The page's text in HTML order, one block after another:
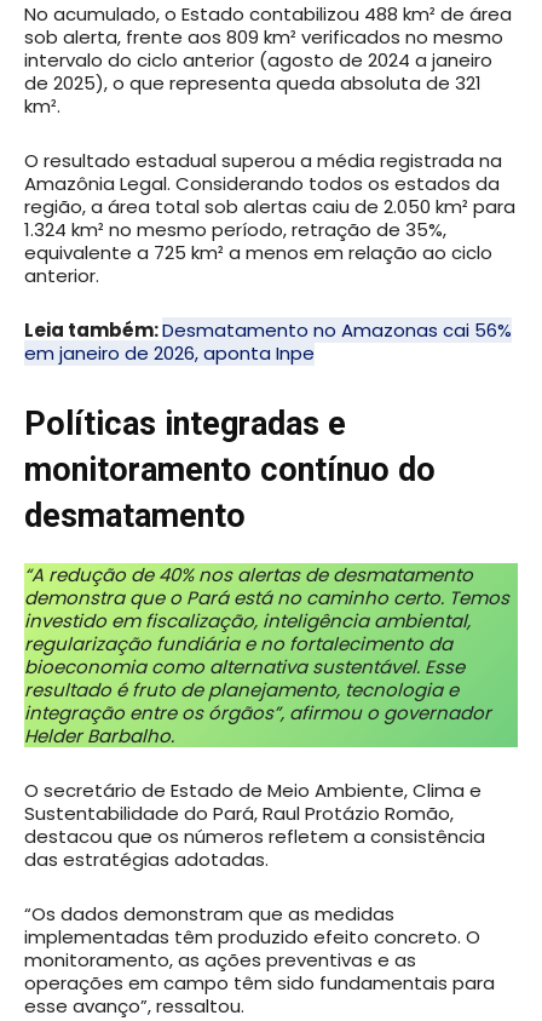
No acumulado, o Estado contabilizou 488 km² de área
sob alerta, frente aos 809 km² verificados no mesmo
intervalo do ciclo anterior (agosto de 2024 a janeiro
de 2025), o que representa queda absoluta de 321
km².
O resultado estadual superou a média registrada na
Amazônia Legal. Considerando todos os estados da
região, a área total sob alertas caiu de 2.050 km² para
1.324 km² no mesmo período, retração de 35%,
equivalente a 725 km² a menos em relação ao ciclo
anterior.
Leia também:Desmatamento no Amazonas cai 56%
em janeiro de 2026, aponta Inpe
Políticas integradas e
monitoramento contínuo do
desmatamento
“A redução de 40% nos alertas de desmatamento
demonstra que o Pará está no caminho certo. Temos
investido em fiscalização, inteligência ambiental,
regularização fundiária e no fortalecimento da
bioeconomia como alternativa sustentável. Esse
resultado é fruto de planejamento, tecnologia e
integração entre os órgãos”, afirmou o governador
Helder Barbalho.
O secretário de Estado de Meio Ambiente, Clima e
Sustentabilidade do Pará, Raul Protázio Romão,
destacou que os números refletem a consistência
das estratégias adotadas.
“Os dados demonstram que as medidas
implementadas têm produzido efeito concreto. O
monitoramento, as ações preventivas e as
operações em campo têm sido fundamentais para
esse avanço”, ressaltou.